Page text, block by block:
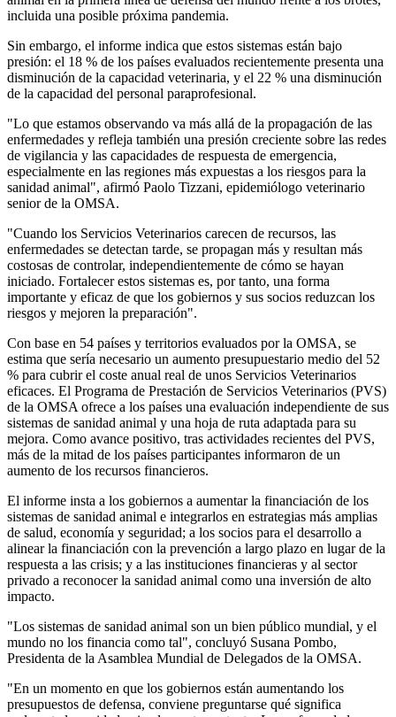
incluida una posible próxima pandemia.
Sin embargo, el informe indica que estos sistemas están bajo
presión: el 18 % de los países evaluados recientemente presenta una
disminución de la capacidad veterinaria, y el 22 % una disminución
de la capacidad del personal paraprofesional.
"Lo que estamos observando va más allá de la propagación de las
enfermedades y refleja también una presión creciente sobre las redes
de vigilancia y las capacidades de respuesta de emergencia,
especialmente en las regiones más expuestas a los riesgos para la
sanidad animal", afirmó Paolo Tizzani, epidemiólogo veterinario
senior de la OMSA.
"Cuando los Servicios Veterinarios carecen de recursos, las
enfermedades se detectan tarde, se propagan más y resultan más
costosas de controlar, independientemente de cómo se hayan
iniciado. Fortalecer estos sistemas es, por tanto, una forma
importante y eficaz de que los gobiernos y sus socios reduzcan los
riesgos y mejoren la preparación".
Con base en 54 países y territorios evaluados por la OMSA, se
estima que sería necesario un aumento presupuestario medio del 52
% para cubrir el coste anual real de unos Servicios Veterinarios
eficaces. El Programa de Prestación de Servicios Veterinarios (PVS)
de la OMSA ofrece a los países una evaluación independiente de sus
sistemas de sanidad animal y una hoja de ruta adaptada para su
mejora. Como avance positivo, tras actividades recientes del PVS,
más de la mitad de los países participantes informaron de un
aumento de los recursos financieros.
El informe insta a los gobiernos a aumentar la financiación de los
sistemas de sanidad animal e integrarlos en estrategias más amplias
de salud, economía y seguridad; a los socios para el desarrollo a
alinear la financiación con la prevención a largo plazo en lugar de la
respuesta a las crisis; y a las instituciones financieras y al sector
privado a reconocer la sanidad animal como una inversión de alto
impacto.
"Los sistemas de sanidad animal son un bien público mundial, y el
mundo no los financia como tal", concluyó Susana Pombo,
Presidenta de la Asamblea Mundial de Delegados de la OMSA.
"En un momento en que los gobiernos están aumentando los
presupuestos de defensa, conviene preguntarse qué significa